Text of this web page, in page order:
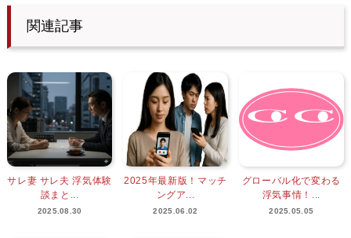
関連記事
サレ妻 サレ夫 浮気体験
談まと...
2025.08.30
2025年最新版！マッチ
ングア...
2025.06.02
グローバル化で変わる
浮気事情！...
2025.05.05